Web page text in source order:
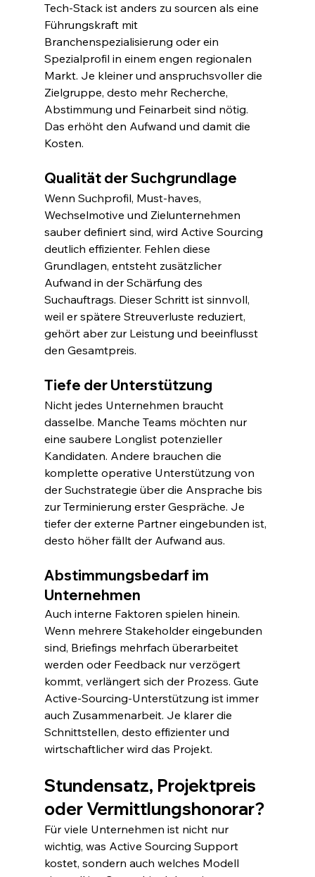
Tech-Stack ist anders zu sourcen als eine
Führungskraft mit
Branchenspezialisierung oder ein
Spezialprofil in einem engen regionalen
Markt. Je kleiner und anspruchsvoller die
Zielgruppe, desto mehr Recherche,
Abstimmung und Feinarbeit sind nötig.
Das erhöht den Aufwand und damit die
Kosten.
Qualität der Suchgrundlage
Wenn Suchprofil, Must-haves,
Wechselmotive und Zielunternehmen
sauber definiert sind, wird Active Sourcing
deutlich effizienter. Fehlen diese
Grundlagen, entsteht zusätzlicher
Aufwand in der Schärfung des
Suchauftrags. Dieser Schritt ist sinnvoll,
weil er spätere Streuverluste reduziert,
gehört aber zur Leistung und beeinflusst
den Gesamtpreis.
Tiefe der Unterstützung
Nicht jedes Unternehmen braucht
dasselbe. Manche Teams möchten nur
eine saubere Longlist potenzieller
Kandidaten. Andere brauchen die
komplette operative Unterstützung von
der Suchstrategie über die Ansprache bis
zur Terminierung erster Gespräche. Je
tiefer der externe Partner eingebunden ist,
desto höher fällt der Aufwand aus.
Abstimmungsbedarf im
Unternehmen
Auch interne Faktoren spielen hinein.
Wenn mehrere Stakeholder eingebunden
sind, Briefings mehrfach überarbeitet
werden oder Feedback nur verzögert
kommt, verlängert sich der Prozess. Gute
Active-Sourcing-Unterstützung ist immer
auch Zusammenarbeit. Je klarer die
Schnittstellen, desto effizienter und
wirtschaftlicher wird das Projekt.
Stundensatz, Projektpreis
oder Vermittlungshonorar?
Für viele Unternehmen ist nicht nur
wichtig, was Active Sourcing Support
kostet, sondern auch welches Modell